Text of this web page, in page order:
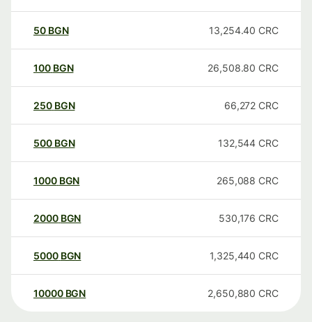
50 BGN 13,254.40 CRC
100 BGN 26,508.80 CRC
250 BGN 66,272 CRC
500 BGN 132,544 CRC
1000 BGN 265,088 CRC
2000 BGN 530,176 CRC
5000 BGN 1,325,440 CRC
10000 BGN 2,650,880 CRC